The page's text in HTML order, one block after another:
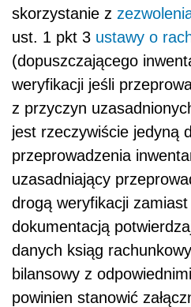
skorzystanie z
ust. 1 pkt 3 ustawy o
(dopuszczającego
weryfikacji jeśli
z przyczyn
jest rzeczywiście jedyną
przeprowadzenia
uzasadniający
drogą weryfikacji
dokumentacją
danych ksiąg
bilansowy z
powinien stanowić